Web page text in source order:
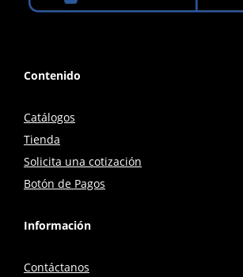
Contenido
Catálogos
Tienda
Solicita una cotización
Botón de Pagos
Información
Contáctanos